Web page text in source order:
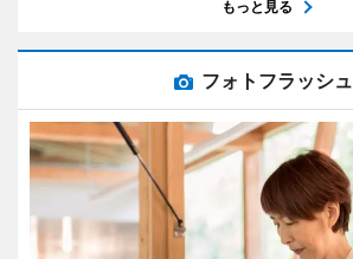
もっと見る
フォトフラッシュ